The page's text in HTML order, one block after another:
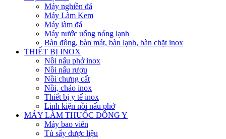
Máy nghiền đá
Máy Làm Kem
Máy làm đá
Máy nước uống nóng lạnh
Bàn đông, bàn mát, bàn lạnh, bàn chặt inox
THIẾT BỊ INOX
Nồi nấu phở inox
Nồi nấu rượu
Nồi chưng cất
Nồi, chảo inox
Thiết bị y tế inox
Linh kiện nồi nấu phở
MÁY LÀM THUỐC ĐÔNG Y
Máy bao viên
Tủ sấy dược liệu